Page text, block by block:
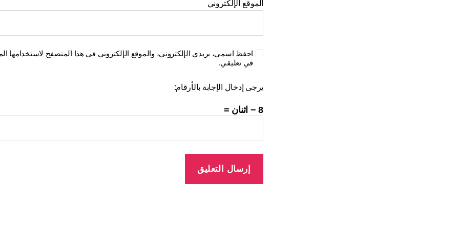
الموقع الإلكتروني
احفظ اسمي، بريدي الإلكتروني، والموقع الإلكتروني في هذا المتصفح لاستخدامها
في تعليقي.
يرجى إدخال الإجابة بالأرقام:
8 − اثنان =